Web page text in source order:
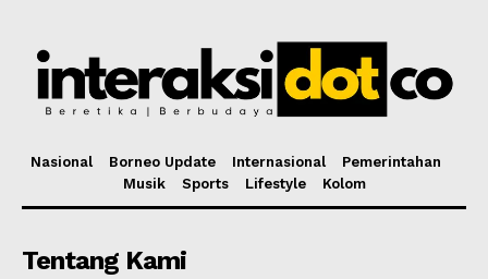
Nasional Borneo Update Internasional
Pemerintahan
Musik
Sports Lifestyle Kolom
Tentang Kami